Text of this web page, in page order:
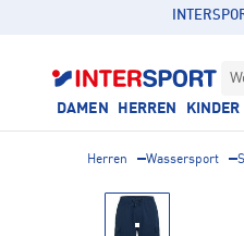
DAMEN HERREN KINDER
Herren Wassersport